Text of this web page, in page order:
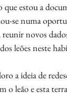
estou a
se numa
novos
leões neste
a ideia de
o leão e esta